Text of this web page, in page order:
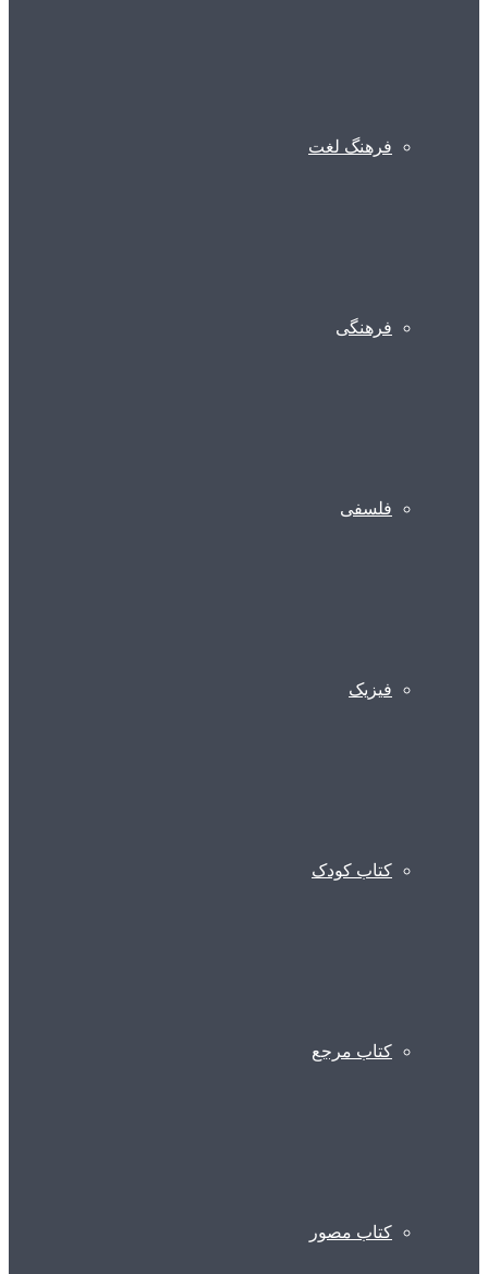
فرهنگ لغت
فرهنگی
فلسفی
فیزیک
کتاب کودک
کتاب مرجع
کتاب مصور